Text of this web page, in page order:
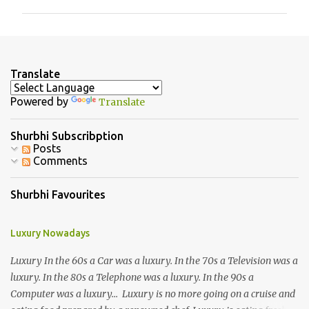
t
s
Translate
Powered by Translate
Shurbhi Subscribption
Posts
Comments
Shurbhi Favourites
Luxury Nowadays
Luxury In the 60s a Car was a luxury. In the 70s a Television was a
luxury. In the 80s a Telephone was a luxury. In the 90s a
Computer was a luxury... Luxury is no more going on a cruise and